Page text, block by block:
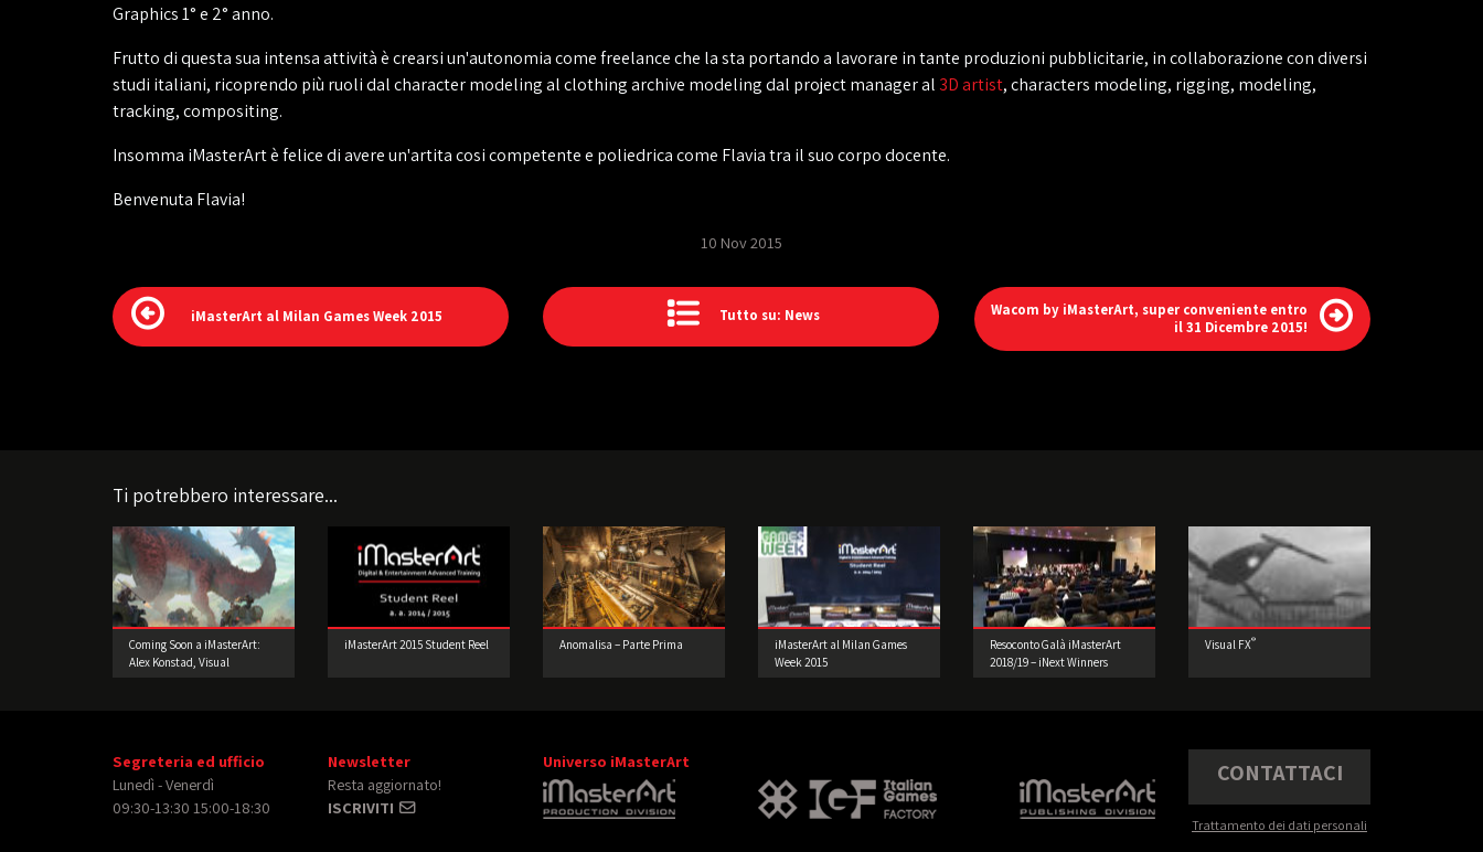
Graphics 1° e 2° anno.
Frutto di questa sua intensa attività è crearsi un'autonomia come freelance che la sta portando a lavorare in tante produzioni pubblicitarie, in collaborazione con diversi
studi italiani, ricoprendo più ruoli dal character modeling al clothing archive modeling dal project manager al 3D artist, characters modeling, rigging, modeling,
tracking, compositing.
Insomma iMasterArt è felice di avere un'artita cosi competente e poliedrica come Flavia tra il suo corpo docente.
Benvenuta Flavia!
10 Nov 2015
iMasterArt al Milan Games Week 2015 Tutto su: News
Wacom by iMasterArt, super conveniente entro
il 31 Dicembre 2015!
Ti potrebbero interessare...
Coming Soon a iMasterArt:
Alex Konstad, Visual
iMasterArt 2015 Student Reel Anomalisa – Parte Prima
iMasterArt al Milan Games
Week 2015
Resoconto Galà iMasterArt
2018/19 – iNext Winners
Visual FX®
Segreteria ed ufficio
Lunedì - Venerdì
09:30-13:30 15:00-18:30
Newsletter
Resta aggiornato!
ISCRIVITI
Universo iMasterArt CONTATTACI
Trattamento dei dati personali